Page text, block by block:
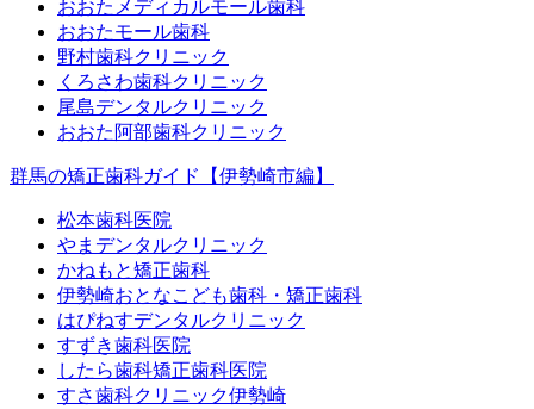
おおたメディカルモール歯科
おおたモール歯科
野村歯科クリニック
くろさわ歯科クリニック
尾島デンタルクリニック
おおた阿部歯科クリニック
群馬の矯正歯科ガイド【伊勢崎市編】
松本歯科医院
やまデンタルクリニック
かねもと矯正歯科
伊勢崎おとなこども歯科・矯正歯科
はぴねすデンタルクリニック
すずき歯科医院
したら歯科矯正歯科医院
すさ歯科クリニック伊勢崎